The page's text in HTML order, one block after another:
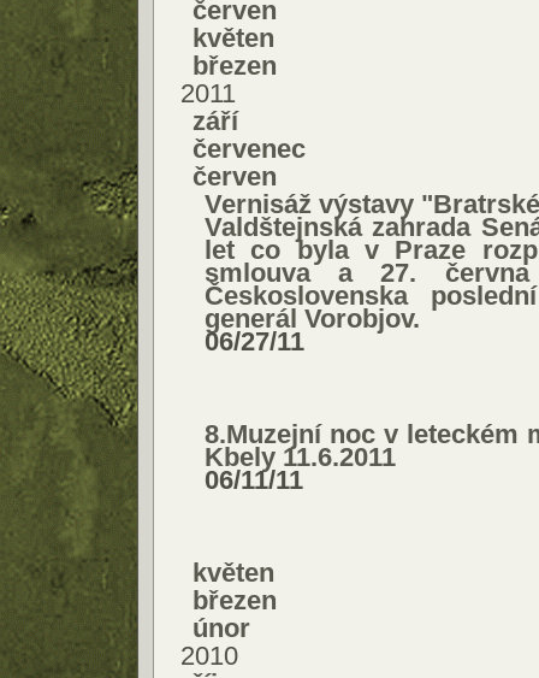
červen
květen
březen
2011
září
červenec
červen
Vernisáž výstavy
Valdštejnská zahrada
let co byla v Praze
smlouva a 27.
Československa
generál Vorobjov.
06/27/11
8.Muzejní noc v leteckém
Kbely 11.6.2011
06/11/11
květen
březen
únor
2010